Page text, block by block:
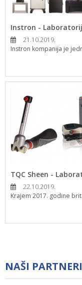
Instron -
21.10.2019.
Instron kompanija je
TQC Sheen -
22.10.2019.
Krajem 2017. godine
NAŠI PARTNERI